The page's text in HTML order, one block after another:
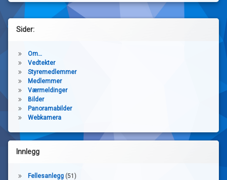
Sider:
Om…
Vedtekter
Styremedlemmer
Medlemmer
Værmeldinger
Bilder
Panoramabilder
Webkamera
Innlegg
Fellesanlegg(51)